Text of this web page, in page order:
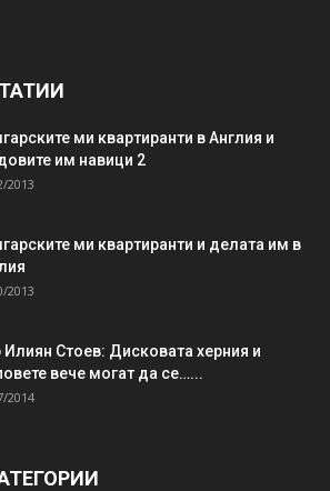
ми квартиранти в Англия и
им навици 2
2013
ми квартиранти и делата им в
2013
Стоев: Дисковата херния и
вече могат да се…...
2014